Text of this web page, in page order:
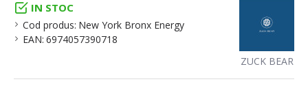
IN STOC
Cod produs: New York Bronx Energy
EAN: 6974057390718
ZUCK BEAR